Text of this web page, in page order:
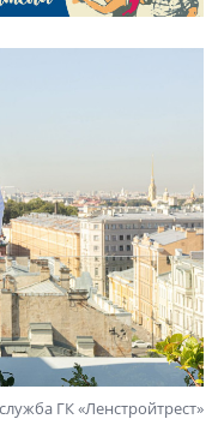
ГК «Ленстройтрест»